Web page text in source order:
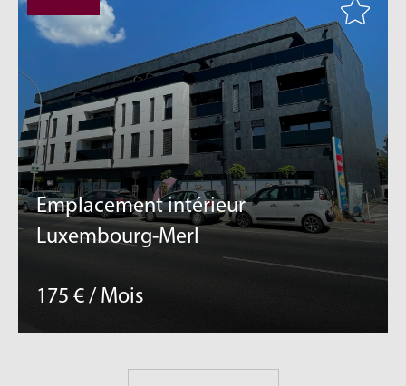
Emplacement intérieur
Luxembourg-Merl
175 € / Mois